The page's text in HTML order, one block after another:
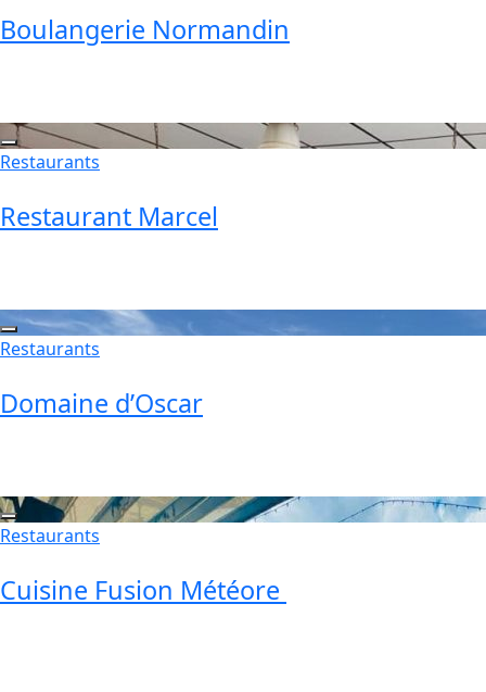
Boulangerie Normandin
Restaurants
Restaurant Marcel
Restaurants
Domaine d’Oscar
Restaurants
Cuisine Fusion Météore